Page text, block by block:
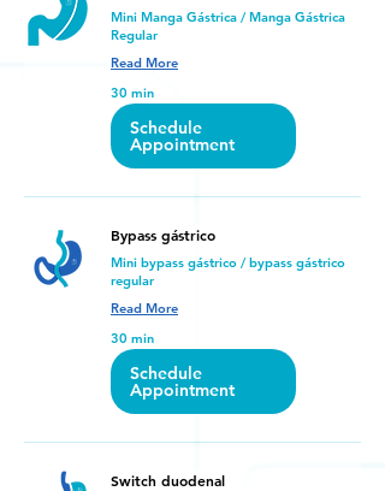
Mini Manga Gástrica / Manga Gástrica
Regular
Read More
30 min
Schedule
Appointment
Bypass gástrico
Mini bypass gástrico / bypass gástrico
regular
Read More
30 min
Schedule
Appointment
Switch duodenal